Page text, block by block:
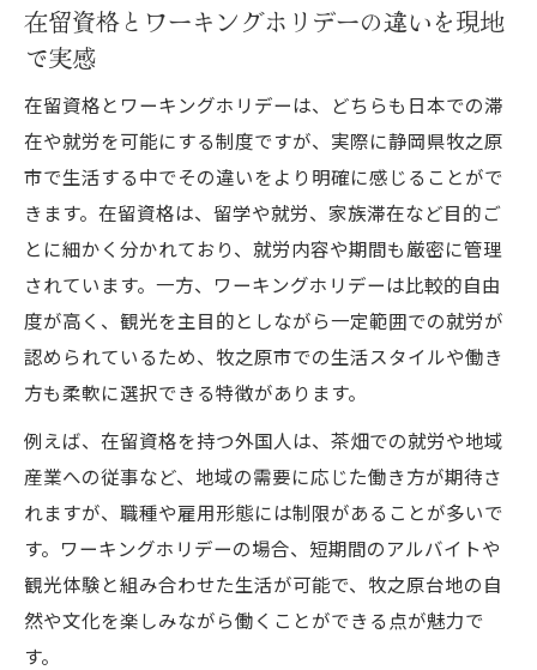
在留資格とワーキングホリデーの違いを現地
で実感
在留資格とワーキングホリデーは、どちらも日本での滞
在や就労を可能にする制度ですが、実際に静岡県牧之原
市で生活する中でその違いをより明確に感じることがで
きます。在留資格は、留学や就労、家族滞在など目的ご
とに細かく分かれており、就労内容や期間も厳密に管理
されています。一方、ワーキングホリデーは比較的自由
度が高く、観光を主目的としながら一定範囲での就労が
認められているため、牧之原市での生活スタイルや働き
方も柔軟に選択できる特徴があります。
例えば、在留資格を持つ外国人は、茶畑での就労や地域
産業への従事など、地域の需要に応じた働き方が期待さ
れますが、職種や雇用形態には制限があることが多いで
す。ワーキングホリデーの場合、短期間のアルバイトや
観光体験と組み合わせた生活が可能で、牧之原台地の自
然や文化を楽しみながら働くことができる点が魅力で
す。